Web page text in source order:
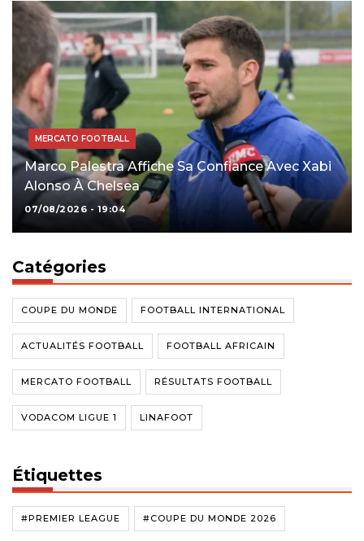
MERCATO FOOTBALL
Marco Palestra Affiche Sa Confiance Avec Xabi
Alonso À Chelsea
07/08/2026 - 19:04
Catégories
COUPE DU MONDE FOOTBALL INTERNATIONAL
ACTUALITÉS FOOTBALL FOOTBALL AFRICAIN
MERCATO FOOTBALL RÉSULTATS FOOTBALL
VODACOM LIGUE 1 LINAFOOT
Étiquettes
#PREMIER LEAGUE #COUPE DU MONDE 2026